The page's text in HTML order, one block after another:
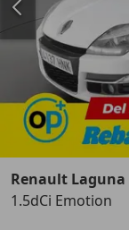
Anterior
Renault Laguna
1.5dCi Emotion